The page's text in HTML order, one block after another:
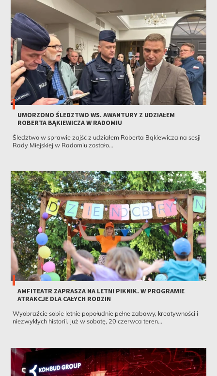
UMORZONO ŚLEDZTWO WS. AWANTURY Z UDZIAŁEM
ROBERTA BĄKIEWICZA W RADOMIU
Śledztwo w sprawie zajść z udziałem Roberta Bąkiewicza na sesji
Rady Miejskiej w Radomiu zostało...
AMFITEATR ZAPRASZA NA LETNI PIKNIK. W PROGRAMIE
ATRAKCJE DLA CAŁYCH RODZIN
Wyobraźcie sobie letnie popołudnie pełne zabawy, kreatywności i
niezwykłych historii. Już w sobotę, 20 czerwca teren...